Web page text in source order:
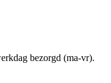
bezorgd (ma-vr).